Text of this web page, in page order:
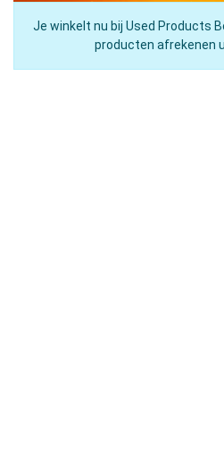
Je winkelt nu bij Used Products
producten afrekenen